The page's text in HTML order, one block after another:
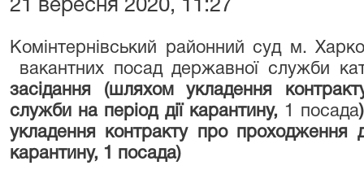
21 вересня 2020, 11:27
Комінтернівський районний суд м.
вакантних посад державної служби
засідання (шляхом укладення
служби на період дії карантину, 1 посада
укладення контракту про проходження
карантину, 1 посада)